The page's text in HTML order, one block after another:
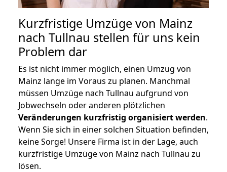
Kurzfristige Umzüge von Mainz
nach Tullnau stellen für uns kein
Problem dar
Es ist nicht immer möglich, einen Umzug von
Mainz lange im Voraus zu planen. Manchmal
müssen Umzüge nach Tullnau aufgrund von
Jobwechseln oder anderen plötzlichen
Veränderungen kurzfristig organisiert werden.
Wenn Sie sich in einer solchen Situation befinden,
keine Sorge! Unsere Firma ist in der Lage, auch
kurzfristige Umzüge von Mainz nach Tullnau zu
lösen.